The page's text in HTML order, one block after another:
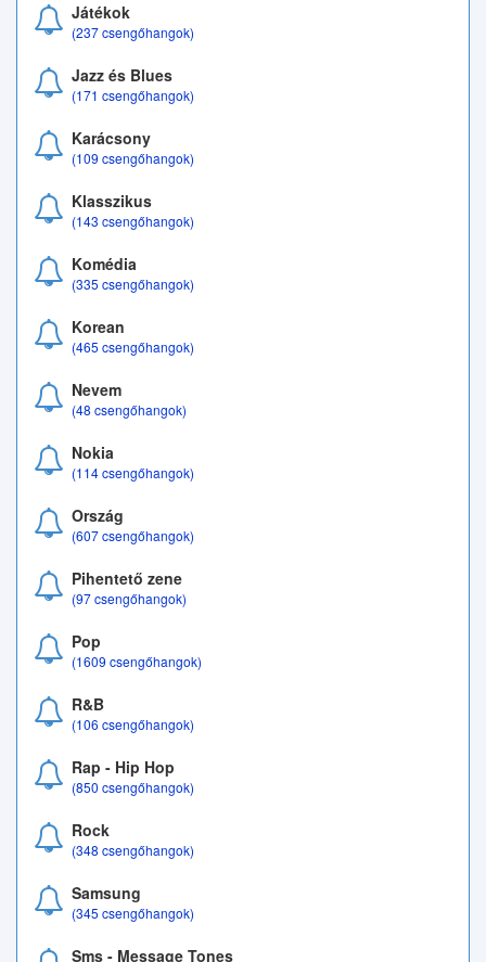
Játékok
(237 csengőhangok)
Jazz és Blues
(171 csengőhangok)
Karácsony
(109 csengőhangok)
Klasszikus
(143 csengőhangok)
Komédia
(335 csengőhangok)
Korean
(465 csengőhangok)
Nevem
(48 csengőhangok)
Nokia
(114 csengőhangok)
Ország
(607 csengőhangok)
Pihentető zene
(97 csengőhangok)
Pop
(1609 csengőhangok)
R&B
(106 csengőhangok)
Rap - Hip Hop
(850 csengőhangok)
Rock
(348 csengőhangok)
Samsung
(345 csengőhangok)
Sms - Message Tones